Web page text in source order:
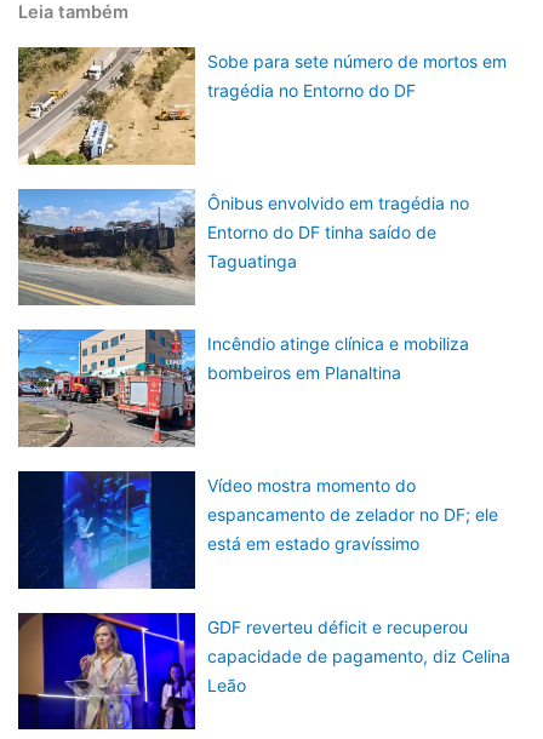
Leia também
Sobe para sete número de mortos em
tragédia no Entorno do DF
Ônibus envolvido em tragédia no
Entorno do DF tinha saído de
Taguatinga
Incêndio atinge clínica e mobiliza
bombeiros em Planaltina
Vídeo mostra momento do
espancamento de zelador no DF; ele
está em estado gravíssimo
GDF reverteu déficit e recuperou
capacidade de pagamento, diz Celina
Leão